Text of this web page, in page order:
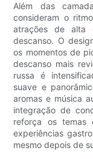
Além das
consideram o
atrações de alta
descanso. O
os momentos de
descanso mais
russa é
suave e
aromas e música
integração de
reforça os temas
experiências
mesmo depois de